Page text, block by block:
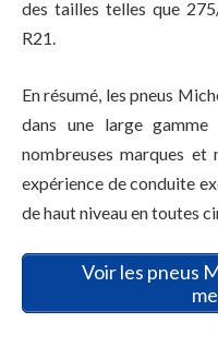
des tailles telles que
R21.
En résumé, les pneus
dans une large
nombreuses marques
expérience de conduite
de haut niveau en toutes
Voir les pneus